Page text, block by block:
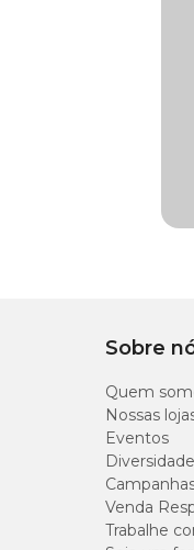
Auritop:
Cada 100g
Sobre
Quem
Nossas
Eventos
Venda
Trabalhe